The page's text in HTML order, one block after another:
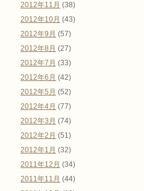
2012年11月 (38)
2012年10月 (43)
2012年9月 (57)
2012年8月 (27)
2012年7月 (33)
2012年6月 (42)
2012年5月 (52)
2012年4月 (77)
2012年3月 (74)
2012年2月 (51)
2012年1月 (32)
2011年12月 (34)
2011年11月 (44)